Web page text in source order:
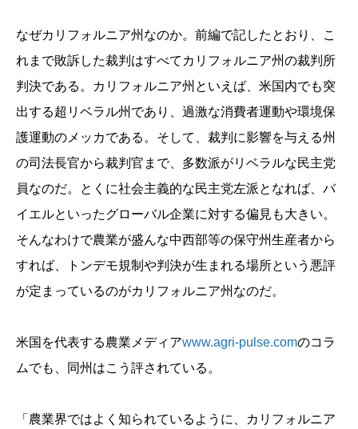
なぜカリフォルニア州なのか。前編で記したとおり、こ
れまで敗訴した裁判はすべてカリフォルニア州の裁判所
判決である。カリフォルニア州といえば、米国内でも突
出する超リベラル州であり、過激な消費者運動や環境保
護運動のメッカである。そして、裁判に影響を与える州
の司法長官から裁判官まで、多数派がリベラルな民主党
員なのだ。とくに社会主義的な民主党左派となれば、バ
イエルといったグローバル企業に対する偏見も大きい。
そんなわけで農業が盛んな中西部等の保守州生産者から
すれば、トンデモ規制や判決が生まれる場所という悪評
が定まっているのがカリフォルニア州なのだ。
米国を代表する農業メディアwww.agri-pulse.comのコラ
ムでも、同州はこう評されている。
「農業界ではよく知られているように、カリフォルニア